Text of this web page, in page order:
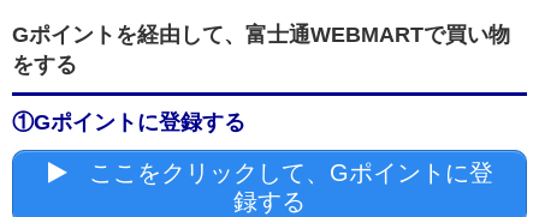
Gポイントを経由して、富士通WEBMARTで買い物
をする
①Gポイントに登録する
ここをクリックして、Gポイントに登
録する